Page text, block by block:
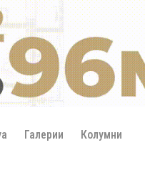
Галерии Колумни